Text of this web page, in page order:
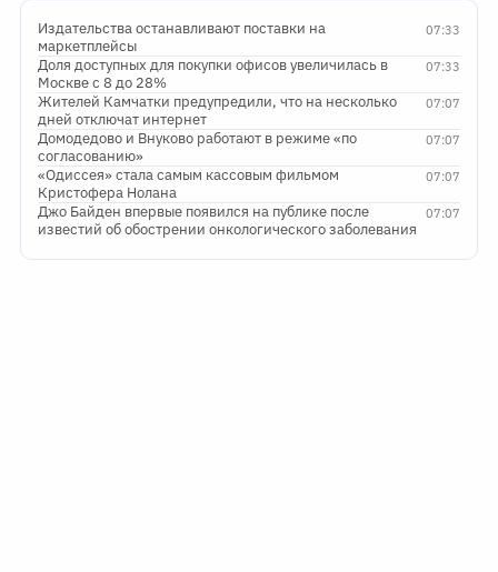
07:33
Издательства останавливают поставки на
маркетплейсы
07:33
Доля доступных для покупки офисов увеличилась в
Москве с 8 до 28%
07:07
Жителей Камчатки предупредили, что на несколько
дней отключат интернет
07:07
Домодедово и Внуково работают в режиме «по
согласованию»
07:07
«Одиссея» стала самым кассовым фильмом
Кристофера Нолана
07:07
Джо Байден впервые появился на публике после
известий об обострении онкологического заболевания